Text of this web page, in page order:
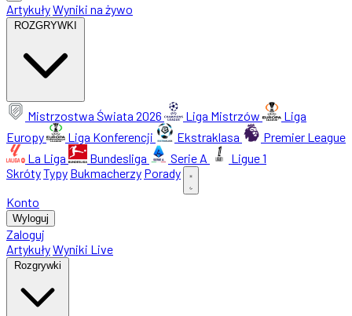
ArtykułyWyniki na żywo
ROZGRYWKI
Mistrzostwa Świata 2026 Liga Mistrzów
Liga
Europy
Liga Konferencji Ekstraklasa
Premier League
La Liga
Bundesliga Serie A
Ligue 1
SkrótyTypy Bukmacherzy Porady
Konto
Wyloguj
Zaloguj
ArtykułyWyniki Live
Rozgrywki